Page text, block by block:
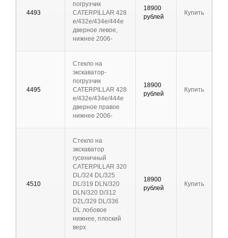
4493
погрузчик
CATERPILLAR 428
e/432e/434e/444e
дверное левое,
нижнее 2006-
18900
рублей
Купить
4495
Стекло на
экскаватор-
погрузчик
CATERPILLAR 428
e/432e/434e/444e
дверное правое
нижнее 2006-
18900
рублей
Купить
4510
Стекло на
экскаватор
гусеничный
CATERPILLAR 320
DL/324 DL/325
DL/319 DLN/320
DLN/320 D/312
D2L/329 DL/336
DL лобовое
нижнее, плоский
верх
18900
рублей
Купить